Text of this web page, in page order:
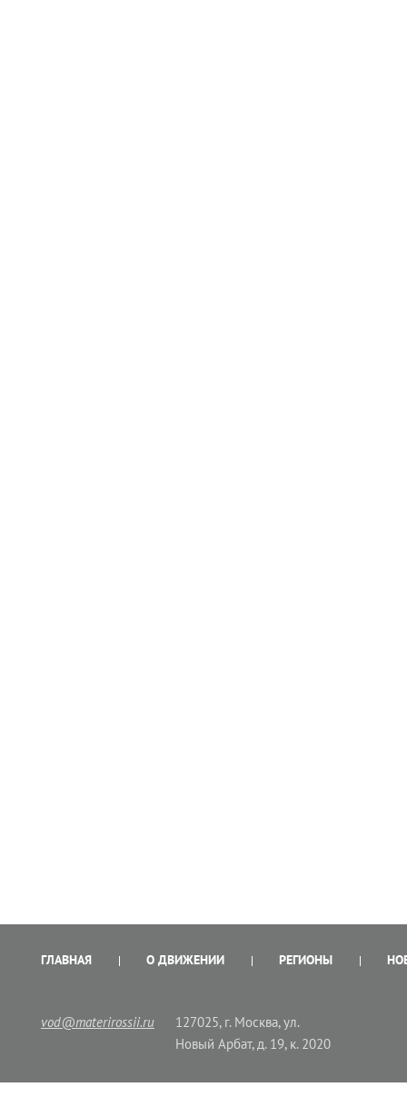
ГЛАВНАЯ О ДВИЖЕНИИ РЕГИОНЫ
vod@materirossii.ru
127025, г. Москва, ул.
Новый Арбат, д. 19, к. 2020